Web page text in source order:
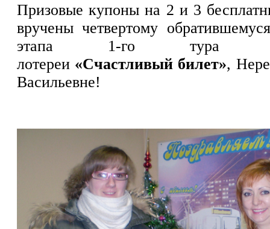
Призовые купоны на 2 и 3
вручены четвертому
этапа 1-го тура
лотереи «Счастливый билет»,
Васильевне!